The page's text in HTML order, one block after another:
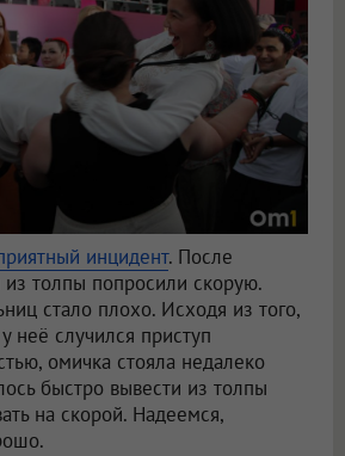
инцидент. После
толпы попросили скорую.
стало плохо. Исходя из того,
неё случился приступ
омичка стояла недалеко
быстро вывести из толпы
на скорой. Надеемся,